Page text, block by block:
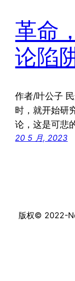
革命
论陷
作者/叶公子
时，就开始研
论，这是可悲
20 5 月, 2023
版权© 2022-